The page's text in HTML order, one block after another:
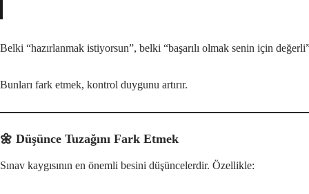
Belki “hazırlanmak istiyorsun”, belki “başarılı olmak senin için
Bunları fark etmek, kontrol duygunu artırır.
🌼 Düşünce Tuzağını Fark Etmek
Sınav kaygısının en önemli besini düşüncelerdir. Özellikle: